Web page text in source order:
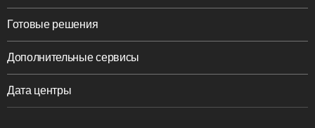
Готовые решения
Дополнительные сервисы
Дата центры